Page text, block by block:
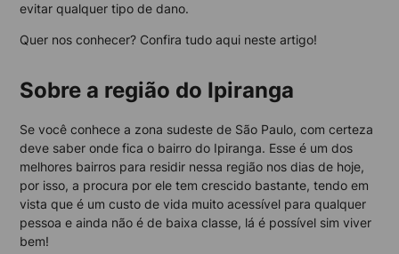
evitar qualquer tipo de dano.
Quer nos conhecer? Confira tudo aqui neste artigo!
Sobre a região do Ipiranga
Se você conhece a zona sudeste de São Paulo, com certeza
deve saber onde fica o bairro do Ipiranga. Esse é um dos
melhores bairros para residir nessa região nos dias de hoje,
por isso, a procura por ele tem crescido bastante, tendo em
vista que é um custo de vida muito acessível para qualquer
pessoa e ainda não é de baixa classe, lá é possível sim viver
bem!